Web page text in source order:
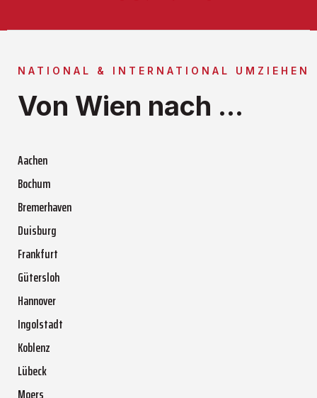
NATIONAL & INTERNATIONAL UMZIEHEN
Von Wien nach ...
Aachen
Bochum
Bremerhaven
Duisburg
Frankfurt
Gütersloh
Hannover
Ingolstadt
Koblenz
Lübeck